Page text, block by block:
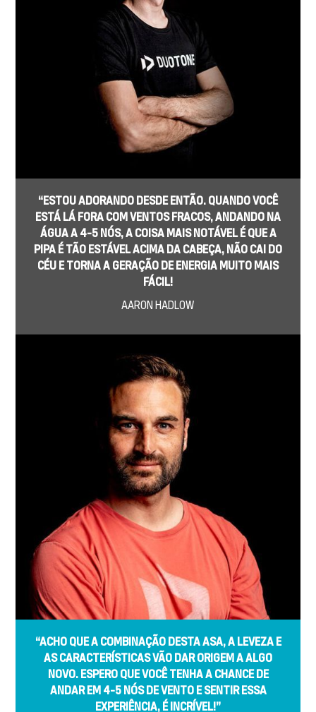
“ESTOU ADORANDO DESDE ENTÃO. QUANDO VOCÊ
ESTÁ LÁ FORA COM VENTOS FRACOS, ANDANDO NA
ÁGUA A 4-5 NÓS, A COISA MAIS NOTÁVEL É QUE A
PIPA É TÃO ESTÁVEL ACIMA DA CABEÇA, NÃO CAI DO
CÉU E TORNA A GERAÇÃO DE ENERGIA MUITO MAIS
FÁCIL!
AARON HADLOW
“ACHO QUE A COMBINAÇÃO DESTA ASA, A LEVEZA E
AS CARACTERÍSTICAS VÃO DAR ORIGEM A ALGO
NOVO. ESPERO QUE VOCÊ TENHA A CHANCE DE
ANDAR EM 4-5 NÓS DE VENTO E SENTIR ESSA
EXPERIÊNCIA, É INCRÍVEL!”